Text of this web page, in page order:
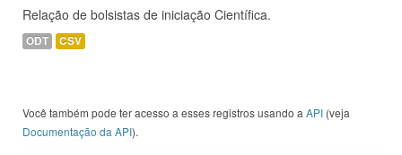
Relação de bolsistas de iniciação Científica.
ODT CSV
Você também pode ter acesso a esses registros usando a API (veja
Documentação da API).